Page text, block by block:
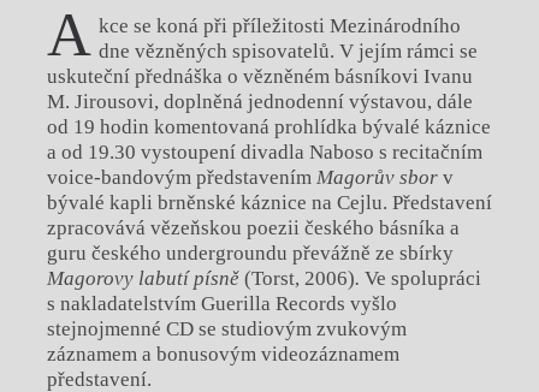
A kce se koná při příležitosti Mezinárodního
dne vězněných spisovatelů. V jejím rámci se
uskuteční přednáška o vězněném básníkovi Ivanu
M. Jirousovi, doplněná jednodenní výstavou, dále
od 19 hodin komentovaná prohlídka bývalé káznice
a od 19.30 vystoupení divadla Naboso s recitačním
voice-bandovým představením Magorův sborv
bývalé kapli brněnské káznice na Cejlu. Představení
zpracovává vězeňskou poezii českého básníka a
guru českého undergroundu převážně ze sbírky
Magorovy labutí písně (Torst, 2006). Ve spolupráci
s nakladatelstvím Guerilla Records vyšlo
stejnojmenné CD se studiovým zvukovým
záznamem a bonusovým videozáznamem
představení.